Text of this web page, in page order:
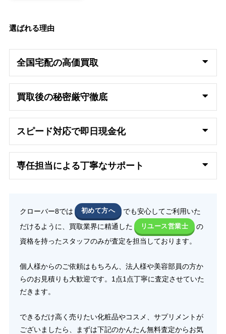
選ばれる理由
全国宅配の高価買取
買取後の秘密厳守徹底
スピード対応で即日 現金化
専任担当による丁寧なサポート
クローバー8では 初めて方へ
でも安心してご利用いた
だけるように、買取業界に精通した
リユース営業士
の
資格を持ったスタッフのみが査定を担当しております。
個人様からのご依頼はもちろん、法人様や美容部員の方か
らのお見積りも大歓迎です。1点1点丁寧に査定させていた
だきます。
できるだけ高く売りたい化粧品やコスメ、サプリメントが
ございましたら、まずは下記のかんたん無料査定からお気